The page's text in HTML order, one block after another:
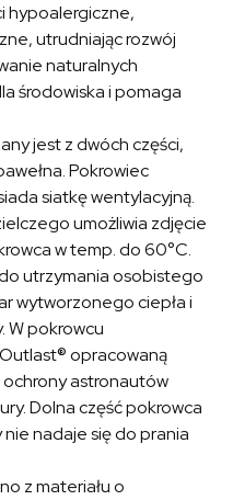
hypoalergiczne,
utrudniając rozwój
naturalnych
środowiska i pomaga
jest z dwóch części,
Pokrowiec
siatkę wentylacyjną.
umożliwia zdjęcie
w temp. do 60°C.
do utrzymania osobistego
wytworzonego ciepła i
W pokrowcu
opracowaną
astronautów
Dolna część pokrowca
nie nadaje się do prania
z materiału o